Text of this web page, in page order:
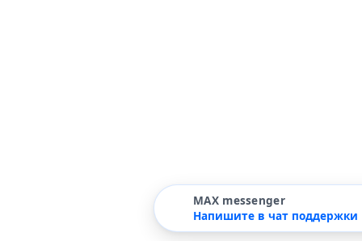
MAX messenger
Напишите в чат поддержки